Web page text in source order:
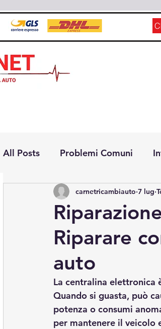
All Posts Problemi Comuni
Riparare
auto
carnetricambiauto 7 lug
La centralina elettronica
Quando si guasta, può
potenza o consumi
per mantenere il veicolo